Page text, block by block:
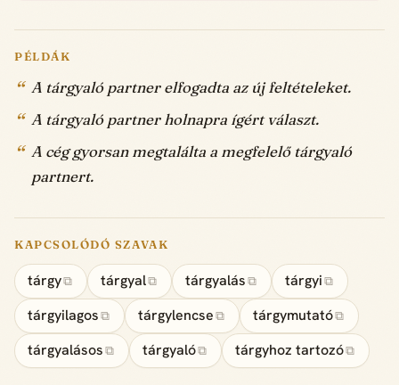
PÉLDÁK
A tárgyaló partner elfogadta az új feltételeket.
A tárgyaló partner holnapra ígért választ.
A cég gyorsan megtalálta a megfelelő tárgyaló
partnert.
KAPCSOLÓDÓ SZAVAK
tárgy⧉ tárgyal⧉ tárgyalás ⧉ tárgyi ⧉
tárgyilagos ⧉ tárgylencse ⧉ tárgymutató⧉
tárgyalásos ⧉ tárgyaló⧉ tárgyhoz tartozó⧉